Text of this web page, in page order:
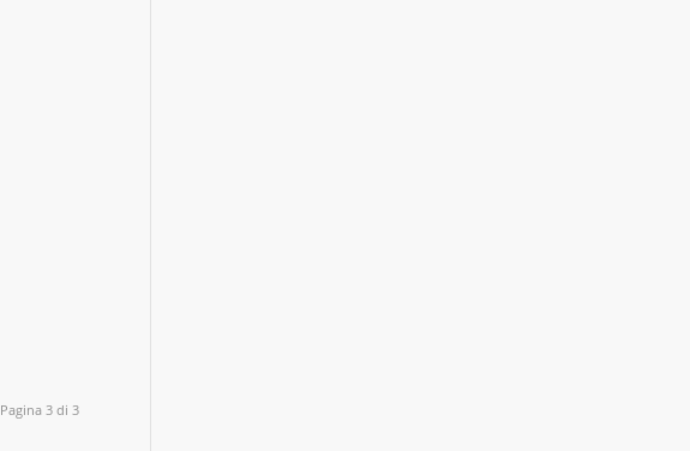
Pagina 3 di 3